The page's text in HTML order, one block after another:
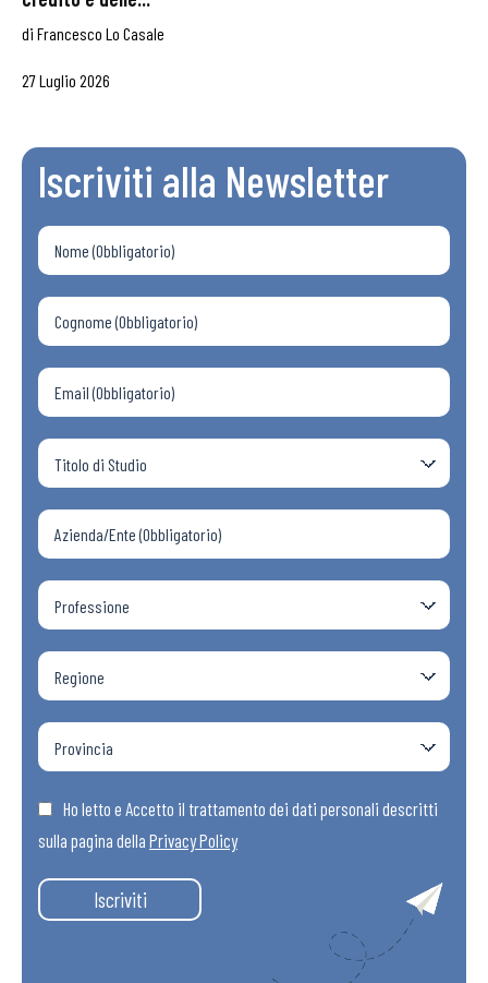
di Francesco Lo Casale
27 Luglio 2026
Iscriviti alla Newsletter
Ho letto e Accetto il trattamento dei dati personali descritti
sulla pagina della Privacy Policy
Iscriviti